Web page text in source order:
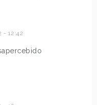
- 12:42